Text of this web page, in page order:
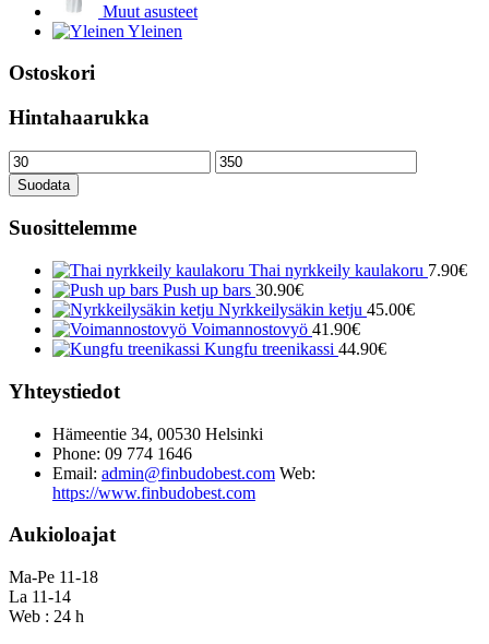
Muut asusteet
Yleinen
Ostoskori
Hintahaarukka
Minimihinta Maksimihinta
Suodata
Suosittelemme
Thai nyrkkeily kaulakoru 7.90€
Push up bars 30.90€
Nyrkkeilysäkin ketju 45.00€
Voimannostovyö 41.90€
Kungfu treenikassi 44.90€
Yhteystiedot
Hämeentie 34, 00530 Helsinki
Phone: 09 774 1646
Email: admin@finbudobest.com Web:
https://www.finbudobest.com
Aukioloajat
Ma-Pe 11-18
La 11-14
Web : 24 h